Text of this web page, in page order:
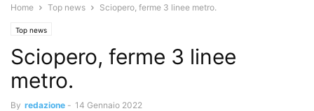
Home Top news Sciopero, ferme 3 linee metro.
Top news
Sciopero, ferme 3 linee
metro.
By redazione - 14 Gennaio 2022